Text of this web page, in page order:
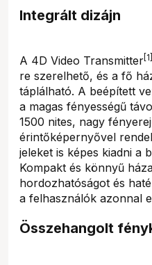
Integrált dizájn
A 4D Video Transmitter[1]
re szerelhető, és a fő
táplálható. A beépített
a magas fényességű
1500 nites, nagy
érintőképernyővel
jeleket is képes kiadni a
Kompakt és könnyű
hordozhatóságot és
a felhasználók azonnal
Összehangolt